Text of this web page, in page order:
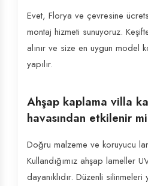
Evet, Florya ve çevresine
montaj hizmeti sunuyoruz.
alınır ve size en uygun model
yapılır.
Ahşap kaplama villa
havasından etkilenir
Doğru malzeme ve koruyucu
Kullandığımız ahşap lameller
dayanıklıdır. Düzenli silinmeleri